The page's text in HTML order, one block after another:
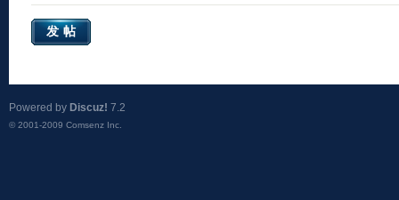
发帖
Powered by Discuz! 7.2
© 2001-2009 Comsenz Inc.